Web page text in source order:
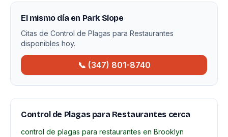
El mismo día en Park Slope
Citas de Control de Plagas para Restaurantes
disponibles hoy.
📞 (347) 801-8740
Control de Plagas para Restaurantes cerca
control de plagas para restaurantes en Brooklyn